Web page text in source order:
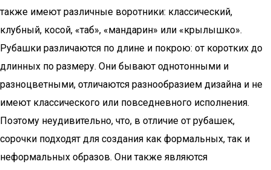
также имеют различные воротники: классический,
клубный, косой, «таб», «мандарин» или «крылышко».
Рубашки различаются по длине и покрою: от коротких до
длинных по размеру. Они бывают однотонными и
разноцветными, отличаются разнообразием дизайна и не
имеют классического или повседневного исполнения.
Поэтому неудивительно, что, в отличие от рубашек,
сорочки подходят для создания как формальных, так и
неформальных образов. Они также являются